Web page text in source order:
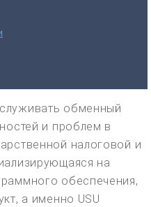
обменный
и проблем в
налоговой и
на
обеспечения,
а именно USU